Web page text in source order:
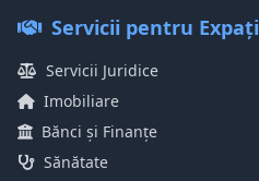
Servicii pentru Expați
Servicii Juridice
Imobiliare
Bănci și Finanțe
Sănătate